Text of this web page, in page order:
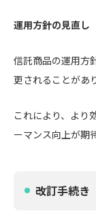
運用方針の見直し
信託商品の運用方
更されることがあ
これにより、より
ーマンス向上が期
改訂手続き